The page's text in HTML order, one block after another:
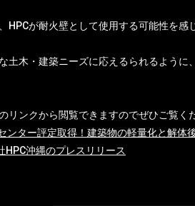
HPCが耐火壁として使用する可能性を感
土木・建築ニーズに応えるられるように
リンクから閲覧できますのでぜひご覧く
ンター評定取得！建築物の軽量化と解
HPC沖縄のプレスリリース